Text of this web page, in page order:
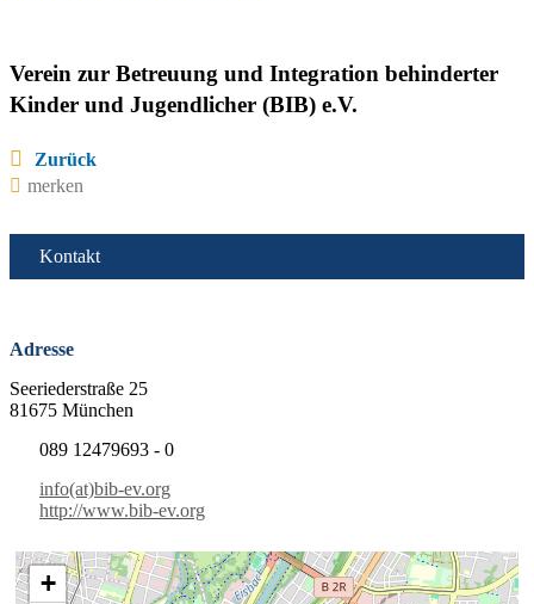
Verein zur Betreuung und Integration behinderter
Kinder und Jugendlicher (BIB) e.V.
Zurück
merken
Kontakt
Adresse
Seeriederstraße 25
81675 München
089 12479693 - 0
info(at)bib-ev.org
http://www.bib-ev.org
+